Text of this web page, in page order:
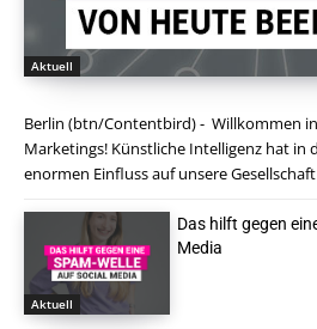
Aktuell
Berlin (btn/Contentbird) - Willkommen
Marketings! Künstliche Intelligenz hat in
enormen Einfluss auf unsere
Aktuell
Das hilft gegen
Media